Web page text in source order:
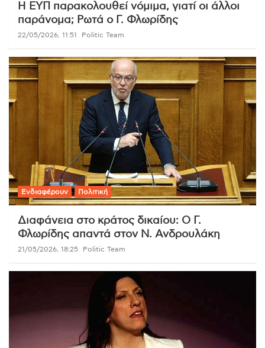
Η ΕΥΠ παρακολουθεί νόμιμα, γιατί οι άλλοι
παράνομα; Ρωτά ο Γ. Φλωρίδης
22/05/2026, 11:51 Politic Team
Ενδιαφέρουν Πολιτική
Διαφάνεια στο κράτος δικαίου: Ο Γ.
Φλωρίδης απαντά στον Ν. Ανδρουλάκη
21/05/2026, 18:25 Politic Team